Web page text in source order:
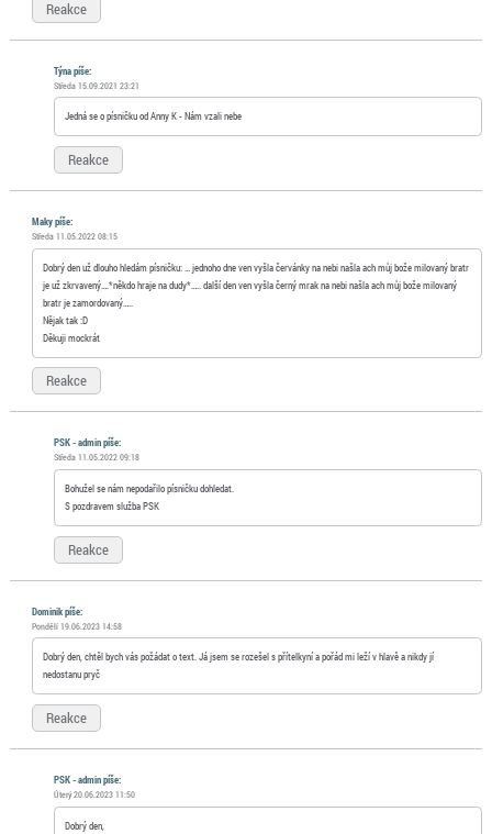
Reakce
Týna píše:
Středa 15.09.2021 23:21
Jedná se o písničku od Anny K - Nám vzali nebe
Reakce
Maky píše:
Středa 11.05.2022 08:15
Dobrý den už dlouho hledám písničku: … jednoho dne ven vyšla červánky na nebi našla ach můj bože milovaný bratr
je už zkrvavený….*někdo hraje na dudy*….. další den ven vyšla černý mrak na nebi našla ach můj bože milovaný
bratr je zamordovaný…..
Nějak tak :D
Děkuji mockrát
Reakce
PSK - admin píše:
Středa 11.05.2022 09:18
Bohužel se nám nepodařilo písničku dohledat.
S pozdravem služba PSK
Reakce
Dominik píše:
Pondělí 19.06.2023 14:58
Dobrý den, chtěl bych vás požádat o text. Já jsem se rozešel s přítelkyní a pořád mi leží v hlavě a nikdy jí
nedostanu pryč
Reakce
PSK - admin píše:
Úterý 20.06.2023 11:50
Dobrý den,